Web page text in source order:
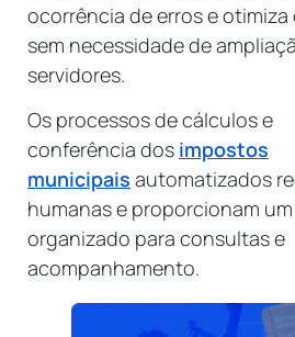
ocorrência de erros e
sem necessidade de
servidores.
Os processos de cálculos e
conferência dos impostos
municipais automatizados
humanas e proporcionam
organizado para consultas e
acompanhamento.